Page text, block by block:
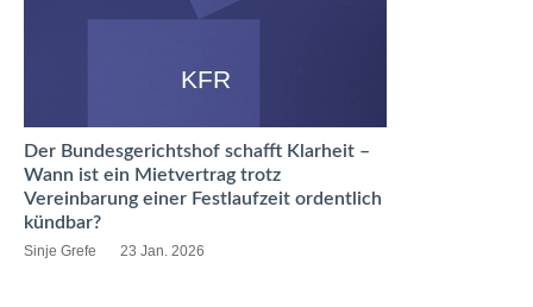
KFR
Der Bundesgerichtshof schafft Klarheit –
Wann ist ein Mietvertrag trotz
Vereinbarung einer Festlaufzeit ordentlich
kündbar?
Sinje Grefe 23 Jan. 2026